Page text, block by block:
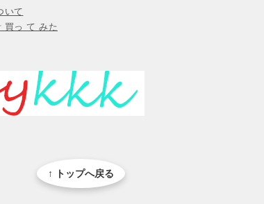
いて
買っ て みた
↑ トップへ戻る